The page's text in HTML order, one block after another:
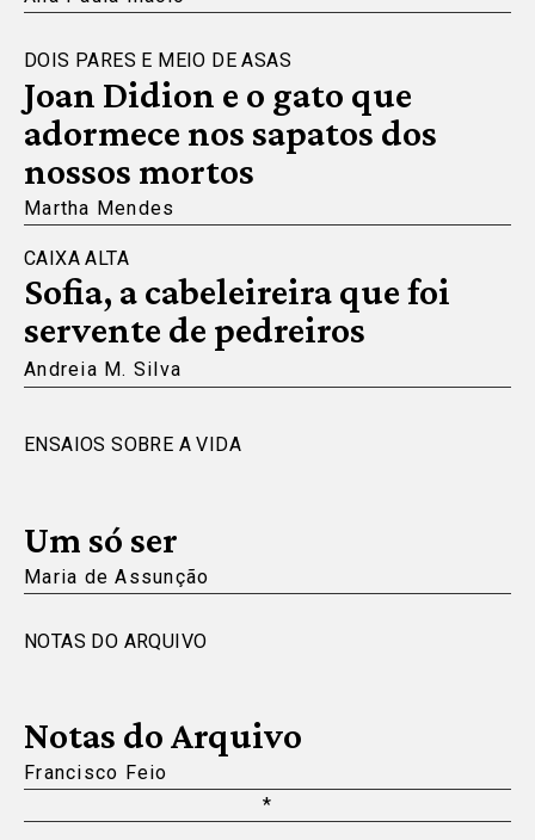
DOIS PARES E MEIO DE ASAS
Joan Didion e o gato que
adormece nos sapatos dos
nossos mortos
Martha Mendes
CAIXA ALTA
Sofia, a cabeleireira que foi
servente de pedreiros
Andreia M. Silva
ENSAIOS SOBRE A VIDA
Um só ser
Maria de Assunção
NOTAS DO ARQUIVO
Notas do Arquivo
Francisco Feio
*